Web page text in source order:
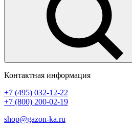
Контактная информация
+7 (495) 032-12-22
+7 (800) 200-02-19
shop@gazon-ka.ru